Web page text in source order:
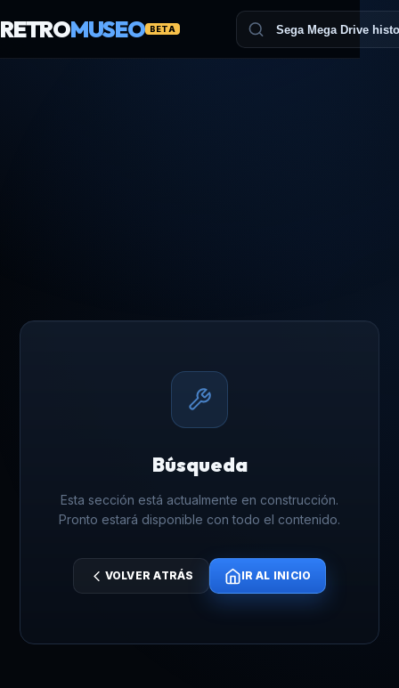
RETROMUSEO BETA
Búsqueda
Esta sección está actualmente en construcción.
Pronto estará disponible con todo el contenido.
VOLVER ATRÁS IR AL INICIO